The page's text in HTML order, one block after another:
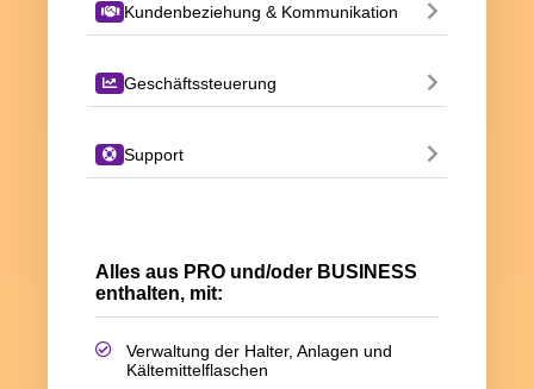
Kundenbeziehung & Kommunikation
Geschäftssteuerung
Support
Alles aus PRO und/oder BUSINESS
enthalten, mit:
Verwaltung der Halter, Anlagen und
Kältemittelflaschen